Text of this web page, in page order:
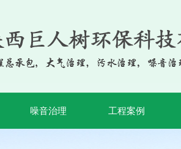
噪音治理 工程案例